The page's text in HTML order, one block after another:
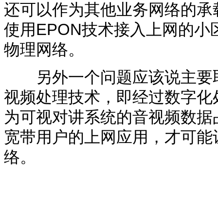
还可以作为其他业务网络的
使用 EPON技术接入上网的小
物理网络。
另外一个问题应该说主要
视频处理技术，即经过数字
为可视对讲系统的音视频数
宽带用户的上网应用，才可
络。